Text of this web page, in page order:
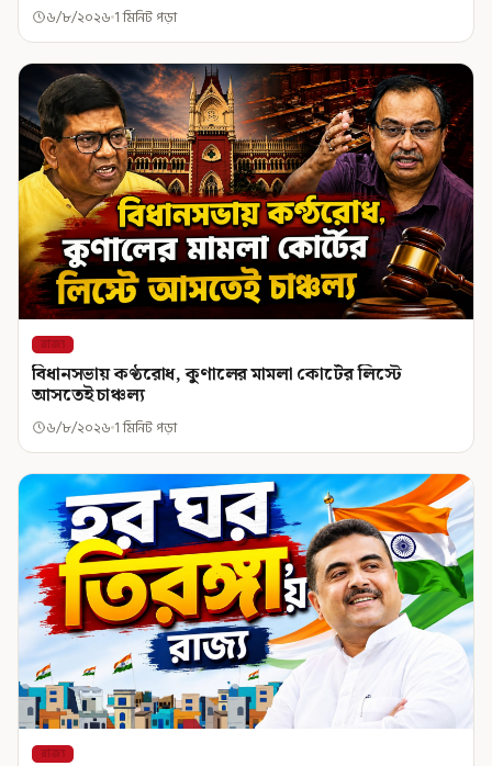
৬/৮/২০২৬ 1 মিনিট পড়া
রাজ্য
বিধানসভায় কণ্ঠরোধ, কুণালের মামলা কোর্টের লিস্টে
আসতেই চাঞ্চল্য
৬/৮/২০২৬ 1 মিনিট পড়া
রাজ্য